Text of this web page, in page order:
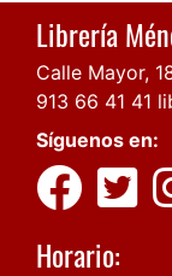
Librería
Calle Mayor,
913 66 41 41
Síguenos en:
Horario: